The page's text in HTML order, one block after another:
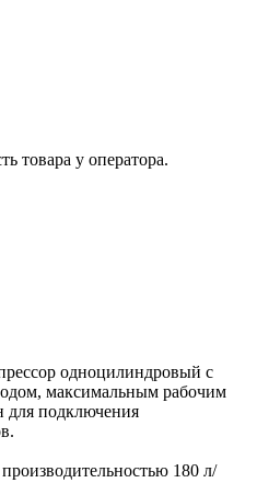
товара у оператора.
одноцилиндровый с
максимальным рабочим
для подключения
180 л/